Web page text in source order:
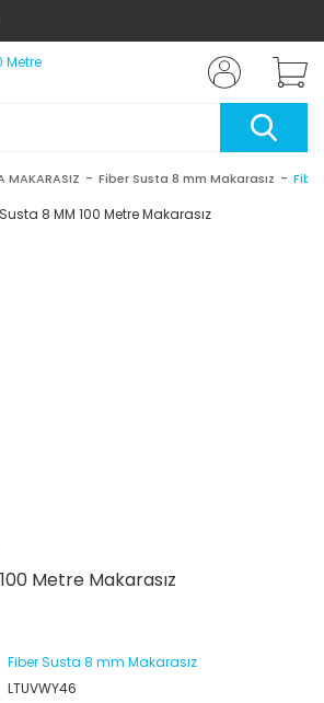
MAKARASIZ Fiber Susta 8 mm Makarasız
Metre Makarasız
Fiber Susta 8 mm Makarasız
LTUVWY46